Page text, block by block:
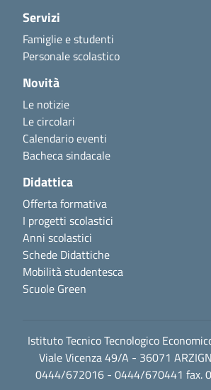
Servizi
Famiglie e studenti
Personale scolastico
Novità
Le notizie
Le circolari
Calendario eventi
Bacheca sindacale
Didattica
Offerta formativa
I progetti scolastici
Anni scolastici
Schede Didattiche
Mobilità studentesca
Scuole Green
Istituto Tecnico Tecnologico
Viale Vicenza 49/A - 36071
0444/672016 - 0444/670441 fax.